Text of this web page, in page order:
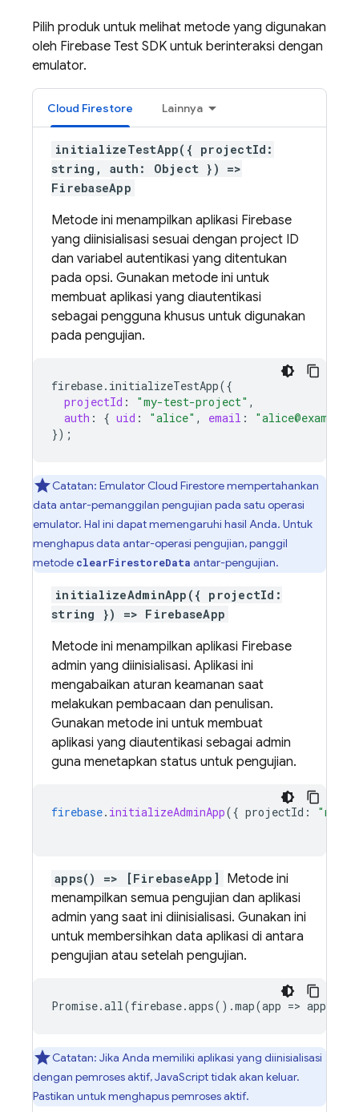
Pilih produk untuk melihat metode yang digunakan
oleh Firebase Test SDK untuk berinteraksi dengan
emulator.
Cloud Firestore Lainnya
initializeTestApp({ projectId:
string, auth: Object }) =>
FirebaseApp
Metode ini menampilkan aplikasi Firebase
yang diinisialisasi sesuai dengan project ID
dan variabel autentikasi yang ditentukan
pada opsi. Gunakan metode ini untuk
membuat aplikasi yang diautentikasi
sebagai pengguna khusus untuk digunakan
pada pengujian.
firebase. initializeTestApp({
projectId : "my-test-project" ,
auth : { uid : "alice" , email :
});
Catatan: Emulator Cloud Firestoremempertahankan
data antar-pemanggilan pengujian pada satu operasi
emulator. Hal ini dapat memengaruhi hasil Anda. Untuk
menghapus data antar-operasi pengujian, panggil
metode clearFirestoreData antar-pengujian.
initializeAdminApp({ projectId:
string }) => FirebaseApp
Metode ini menampilkan aplikasi Firebase
admin yang diinisialisasi. Aplikasi ini
mengabaikan aturan keamanan saat
melakukan pembacaan dan penulisan.
Gunakan metode ini untuk membuat
aplikasi yang diautentikasi sebagai admin
guna menetapkan status untuk pengujian.
firebase. initializeAdminApp({ projectId : "my-
apps() => [FirebaseApp]
Metode ini
menampilkan semua pengujian dan aplikasi
admin yang saat ini diinisialisasi. Gunakan ini
untuk membersihkan data aplikasi di antara
pengujian atau setelah pengujian.
Promise.all(firebase.apps().map(app =>
Catatan: Jika Anda memiliki aplikasi yang diinisialisasi
dengan pemroses aktif, JavaScript tidak akan keluar.
Pastikan untuk menghapus pemroses aktif.